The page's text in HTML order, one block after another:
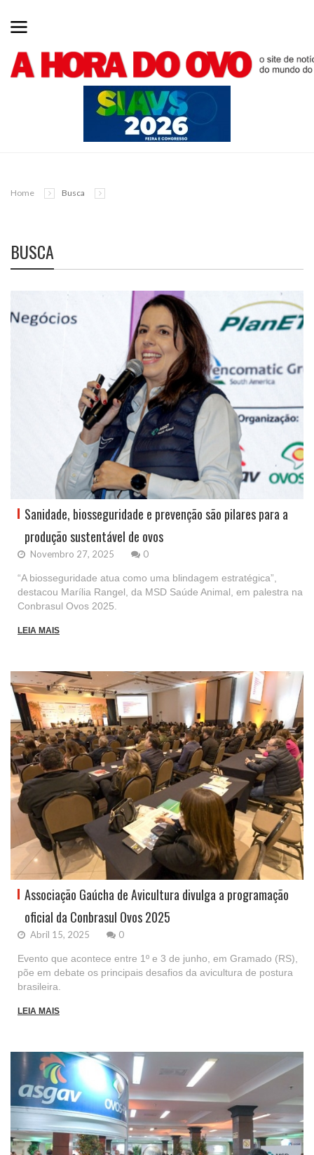
Home Busca
BUSCA
Sanidade, biosseguridade e prevenção são pilares para a
produção sustentável de ovos
Novembro 27, 2025 0
“A biosseguridade atua como uma blindagem estratégica”,
destacou Marília Rangel, da MSD Saúde Animal, em palestra na
Conbrasul Ovos 2025.
LEIA MAIS
Associação Gaúcha de Avicultura divulga a programação
oficial da Conbrasul Ovos 2025
Abril 15, 2025 0
Evento que acontece entre 1º e 3 de junho, em Gramado (RS),
põe em debate os principais desafios da avicultura de postura
brasileira.
LEIA MAIS